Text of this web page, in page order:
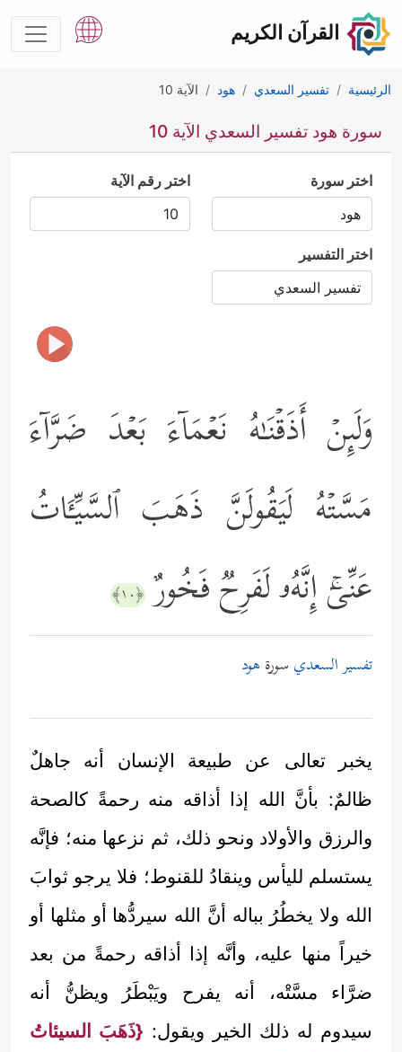
القرآن الكريم
الرئيسية تفسير السعدي هود الآية 10
سورة هود تفسير السعدي الآية 10
اختر سورة اختر رقم الآية
اختر التفسير
وَلَىِٕنۡ أَذَقۡنَـٰهُ نَعۡمَاۤءَ بَعۡدَ ضَرَّاۤءَ
مَسَّتۡهُ لَیَقُولَنَّ ذَهَبَ ٱلسَّیِّـَٔاتُ
عَنِّیۤۚ إِنَّهُۥ لَفَرِحࣱ فَخُورٌ ﴿١٠﴾
تفسير السعدي سورة هود
يخبر تعالى عن طبيعة الإنسان أنه جاهلٌ
ظالمٌ: بأنَّ الله إذا أذاقه منه رحمةً كالصحة
والرزق والأولاد ونحو ذلك، ثم نزعها منه؛ فإنَّه
يستسلم لليأس وينقادُ للقنوط؛ فلا يرجو ثوابَ
الله ولا يخطُرُ بباله أنَّ الله سيردُّها أو مثلها أو
خيراً منها عليه، وأنَّه إذا أذاقه رحمةً من بعد
ضرَّاء مسَّتْه، أنه يفرح ويَبْطَرُ ويظنُّ أنه
سيدوم له ذلك الخير ويقول: {ذَهَبَ السيئاتُ